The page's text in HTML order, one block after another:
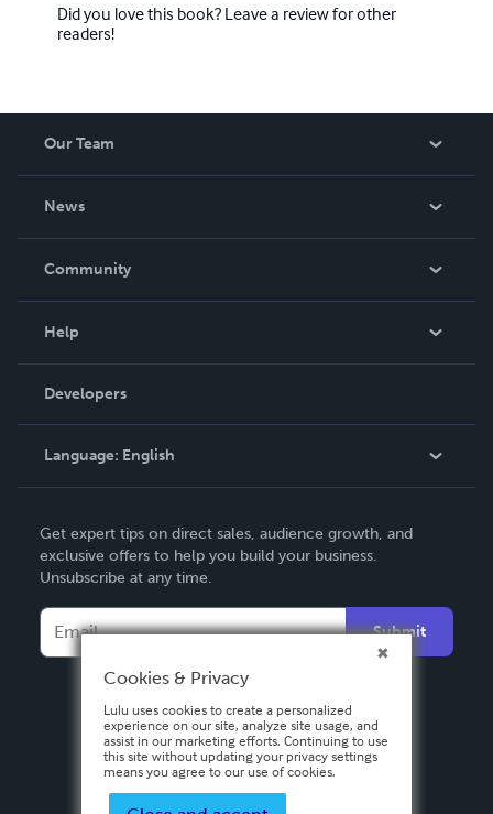
Did you love this book? Leave a review for other
readers!
Our Team
News
In The News
Community
Podcast
Help
Order Lookup
Knowledge Base
Contact Support
Developers
Language: English
Deutsch
Français
Italiano
Español
Get expert tips on direct sales, audience growth, and
exclusive offers to help you build your business.
Unsubscribe at any time.
Submit
Cookies & Privacy
Lulu uses cookies to create a personalized
experience on our site, analyze site usage, and
assist in our marketing efforts. Continuing to use
this site without updating your privacy settings
means you agree to our use of cookies.